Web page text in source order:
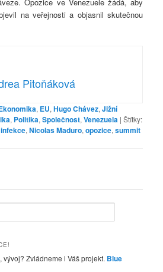
na veřejnosti a objasnil skutečnou
Pitoňáková
, EU,Hugo Chávez,Jižní
, Politika,Společnost,Venezuela |Štítky:
infekce,Nicolas Maduro,opozice,summit
Zvládneme i Váš projekt. Blue